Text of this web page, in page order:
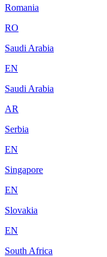
Romania
RO
Saudi Arabia
EN
Saudi Arabia
AR
Serbia
EN
Singapore
EN
Slovakia
EN
South Africa